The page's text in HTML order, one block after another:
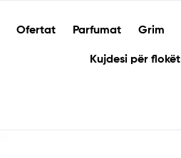
Ofertat Parfumat Grim
Kujdesi për flokët